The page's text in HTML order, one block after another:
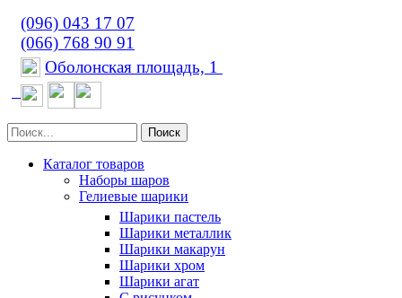
(096) 043 17 07
(066) 768 90 91
Оболонская площадь, 1
Поиск
Каталог товаров
Наборы шаров
Гелиевые шарики
Шарики пастель
Шарики металлик
Шарики макарун
Шарики хром
Шарики агат